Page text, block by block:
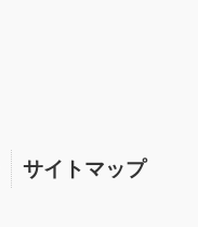
サイトマップ